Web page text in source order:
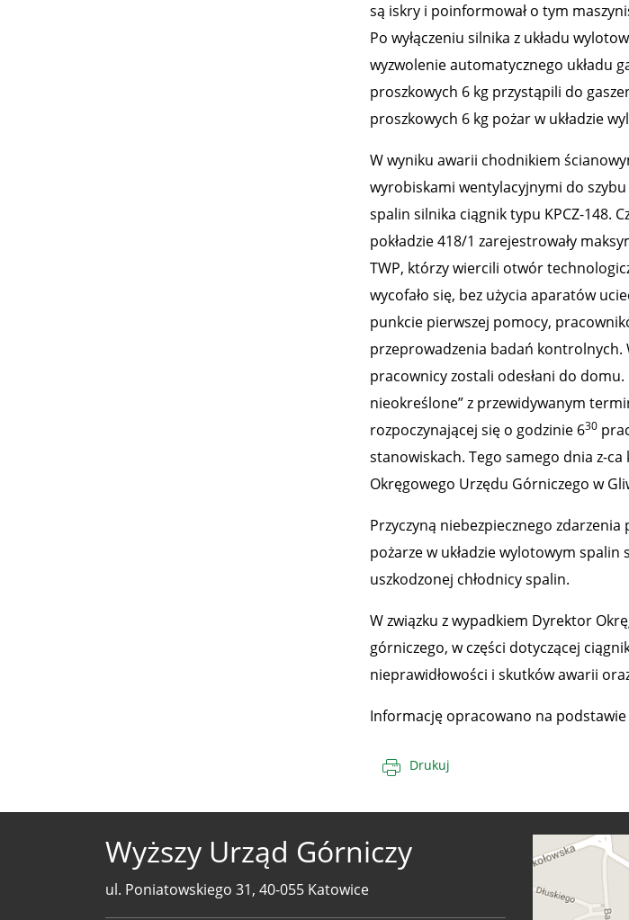
są iskry i poinformował o tym
Po wyłączeniu silnika z układu
wyzwolenie automatycznego układu
proszkowych 6 kg przystąpili do
proszkowych 6 kg pożar w układzie
W wyniku awarii chodnikiem
wyrobiskami wentylacyjnymi do szybu
spalin silnika ciągnik typu KPCZ-148.
pokładzie 418/1 zarejestrowały
TWP, którzy wiercili otwór
wycofało się, bez użycia aparatów
punkcie pierwszej pomocy,
przeprowadzenia badań kontrolnych.
pracownicy zostali odesłani do
nieokreślone” z przewidywanym
rozpoczynającej się o godzinie 630
stanowiskach. Tego samego dnia z-
Okręgowego Urzędu Górniczego w
Przyczyną niebezpiecznego
pożarze w układzie wylotowym
uszkodzonej chłodnicy spalin.
W związku z wypadkiem Dyrektor
górniczego, w części dotyczącej
nieprawidłowości i skutków awarii
Informację opracowano na podstawie
Drukuj
Wyższy Urząd Górniczy
ul. Poniatowskiego 31, 40-055 Katowice